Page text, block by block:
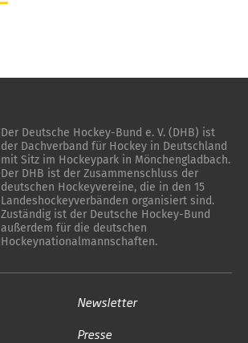
Der Deutsche Hockey-Bund e. V. (DHB) ist
der Dachverband für Hockey in Deutschland
mit Sitz im Hockeypark in Mönchengladbach.
Der DHB ist der Zusammenschluss der
deutschen Hockeyvereine, die in den 15
Landeshockeyverbänden organisiert sind.
Zuständig ist der Deutsche Hockey-Bund
außerdem für die deutschen
Hockeynationalmannschaften.
Newsletter
Presse